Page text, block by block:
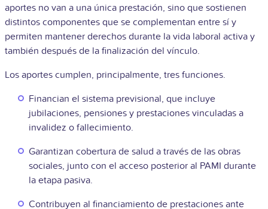
aportes no van a una única prestación, sino que sostienen
distintos componentes que se complementan entre sí y
permiten mantener derechos durante la vida laboral activa y
también después de la finalización del vínculo.
Los aportes cumplen, principalmente, tres funciones.
Financian el sistema previsional, que incluye
jubilaciones, pensiones y prestaciones vinculadas a
invalidez o fallecimiento.
Garantizan cobertura de salud a través de las obras
sociales, junto con el acceso posterior al PAMI durante
la etapa pasiva.
Contribuyen al financiamiento de prestaciones ante